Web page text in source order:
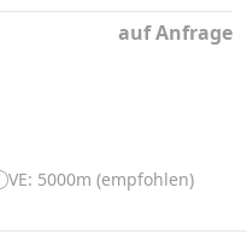
auf Anfrage
VE: 5000m (empfohlen)